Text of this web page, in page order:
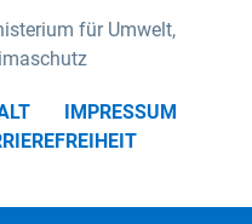
für Umwelt,
IMPRESSUM